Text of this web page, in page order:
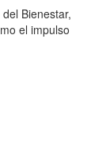
Bienestar,
el impulso